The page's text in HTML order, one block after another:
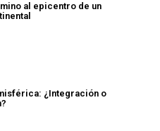
al epicentro de un
¿Integración o